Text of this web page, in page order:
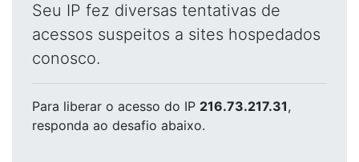
Seu IP fez diversas tentativas de
acessos suspeitos a sites hospedados
conosco.
Para liberar o acesso do IP 216.73.217.31,
responda ao desafio abaixo.